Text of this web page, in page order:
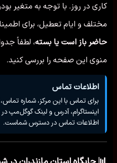
کاری در روز. با توجه به متغیر
مختلف و ایام تعطیل، برای
حاضر باز است یا بسته، لطفاً
منوی این صفحه را بررسی کنید.
اطلاعات تماس
برای تماس با این مرکز، شماره
اینستاگرام، آدرس و لینک
اطلاعات تماس در دسترس شماست.
📊 جایگاه استان مازندران در